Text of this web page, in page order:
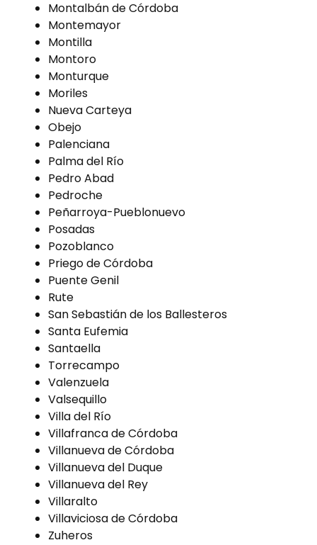
Montalbán de Córdoba
Montemayor
Montilla
Montoro
Monturque
Moriles
Nueva Carteya
Obejo
Palenciana
Palma del Río
Pedro Abad
Pedroche
Peñarroya-Pueblonuevo
Posadas
Pozoblanco
Priego de Córdoba
Puente Genil
Rute
San Sebastián de los Ballesteros
Santa Eufemia
Santaella
Torrecampo
Valenzuela
Valsequillo
Villa del Río
Villafranca de Córdoba
Villanueva de Córdoba
Villanueva del Duque
Villanueva del Rey
Villaralto
Villaviciosa de Córdoba
Zuheros